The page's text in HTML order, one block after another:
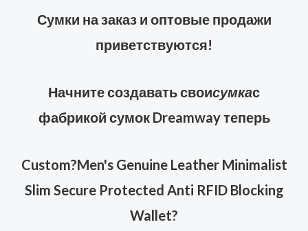
Сумки на заказ и оптовые продажи
приветствуются!
Начните создавать своисумкас
фабрикой сумок Dreamway теперь
Custom?Men's Genuine Leather Minimalist
Slim Secure Protected Anti RFID Blocking
Wallet?